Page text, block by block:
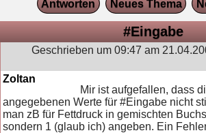
Antworten
Neues Thema
#Eingabe
Geschrieben um 09:47 am
Zoltan
Mir ist aufgefallen, dass
angegebenen Werte für #Eingabe nicht
man zB für Fettdruck in gemischten
sondern 1 (glaub ich) angeben. Ein